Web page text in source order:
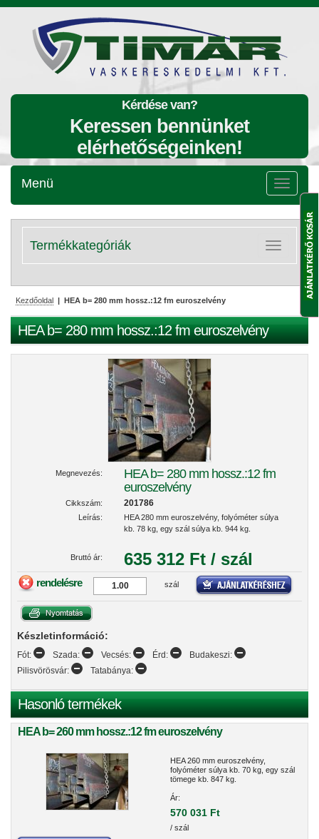
Kérdése van?
Keressen bennünket
elérhetőségeinken!
Menü
Menü
Kategóriák
lenyitása
Termékkategóriák
Kezdőoldal | HEA b= 280 mm hossz.:12 fm euroszelvény
HEA b= 280 mm hossz.:12 fm euroszelvény
Megnevezés:
HEA b= 280 mm hossz.:12 fm
euroszelvény
Cikkszám: 201786
Leírás:
HEA 280 mm euroszelvény, folyóméter súlya
kb. 78 kg, egy szál súlya kb. 944 kg.
Bruttó ár: 635 312 Ft / szál
rendelésre szál
Készletinformáció:
Fót: Szada: Vecsés: Érd:
Budakeszi:
Pilisvörösvár:
Tatabánya:
Hasonló termékek
HEA b= 260 mm hossz.:12 fm euroszelvény
HEA 260 mm euroszelvény,
folyóméter súlya kb. 70 kg, egy szál
tömege kb. 847 kg.
Ár:
570 031 Ft
/ szál